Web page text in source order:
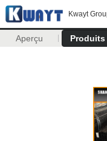
Kwayt
Aperçu Produits